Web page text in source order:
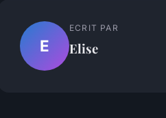
E
ECRIT PAR
Elise